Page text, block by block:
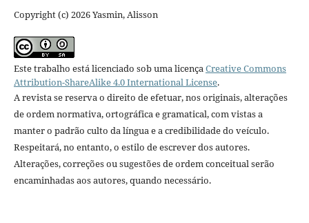
Copyright (c) 2026 Yasmin, Alisson
Este trabalho está licenciado sob uma licençaCreative Commons
Attribution-ShareAlike 4.0 International License.
A revista se reserva o direito de efetuar, nos originais, alterações
de ordem normativa, ortográfica e gramatical, com vistas a
manter o padrão culto da língua e a credibilidade do veículo.
Respeitará, no entanto, o estilo de escrever dos autores.
Alterações, correções ou sugestões de ordem conceitual serão
encaminhadas aos autores, quando necessário.